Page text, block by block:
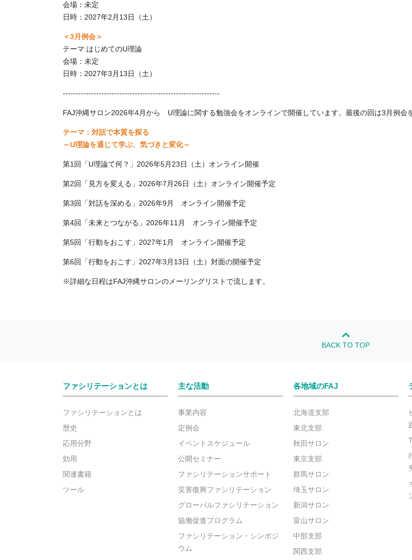
会場： 未定
日時：2027年2月13日（土）
＜3月例会＞
テーマ:はじめてのU理論
会場： 未定
日時：2027年3月13日（土）
-------------------------------------------------------------
FAJ沖縄サロン2026年4月から U理論に関する勉強会をオンラインで開催しています。最後の回は3月例会
テーマ：対話で本質を探る
～U理論を通じて学ぶ、気づきと変化～
第1回「U理論て何？」2026年5月23日（土）オンライン開催
第2回「見方を変える」2026年7月26日（土）オンライン開催予定
第3回「対話を深める」2026年9月 オンライン開催予定
第4回「未来とつながる」2026年11月 オンライン開催予定
第5回「行動をおこす」2027年1月 オンライン開催予定
第6回「行動をおこす」2027年3月13日（土）対面の開催予定
※詳細な日程はFAJ沖縄サロンのメーリングリストで流します。
BACK TO TOP
ファシリテーションとは
ファシリテーションとは
歴史
応用分野
効用
関連書籍
ツール
主な活動
事業内容
定例会
イベントスケジュール
公開セミナー
ファシリテーションサポート
災害復興ファシリテーション
グローバルファシリテーション
協働促進プログラム
ファシリテーション・シンポジ
ウム
各地域のFAJ
北海道支部
東北支部
秋田サロン
東京支部
群馬サロン
埼玉サロン
新潟サロン
富山サロン
中部支部
関西支部